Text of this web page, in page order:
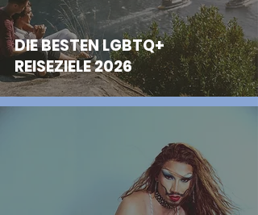
DIE BESTEN LGBTQ+
REISEZIELE 2026